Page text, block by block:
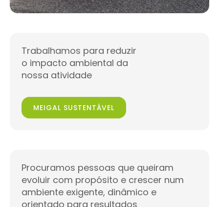
Trabalhamos para reduzir
o impacto ambiental da
nossa atividade
MEIGAL SUSTENTÁVEL
Procuramos pessoas que queiram
evoluir com propósito e crescer num
ambiente exigente, dinâmico e
orientado para resultados